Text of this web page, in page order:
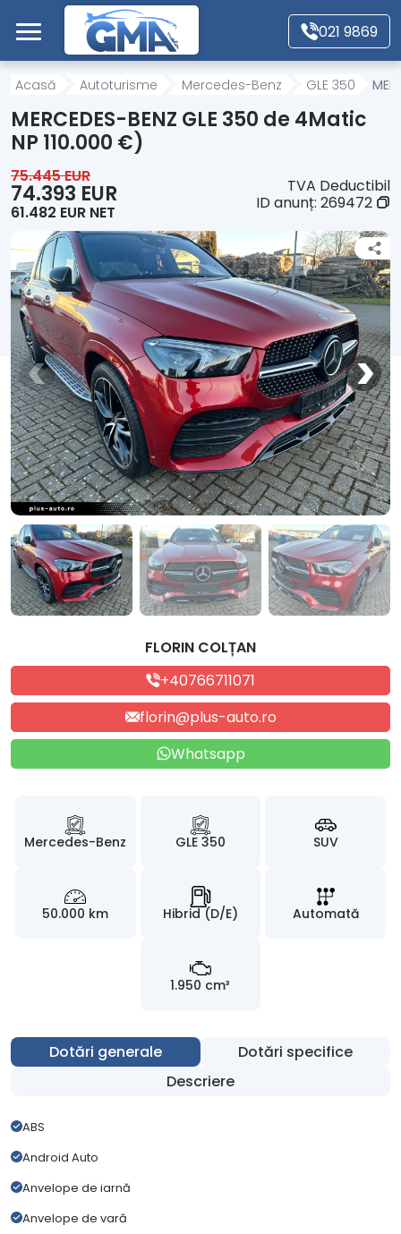
Mergi direct la conținutul principal
021 9869
Acasă
Autoturisme
Motociclete
Autoutilitare
Alte tipuri vehicule
Despre Noi
Contact
Acasă Autoturisme Mercedes-Benz GLE 350
MERCEDES-BENZ GLE 350 de 4Matic
NP 110.000 €)
75.445 EUR
74.393 EUR
61.482 EUR NET
TVA Deductibil
ID anunț: 269472
FLORIN COLȚAN
+40766711071
florin@plus-auto.ro
Whatsapp
Mercedes-Benz GLE 350 SUV
50.000 km Hibrid (D/E) Automată
1.950 cm³
Dotări generale
Dotări specifice
Descriere
ABS
Android Auto
Anvelope de iarnă
Anvelope de vară